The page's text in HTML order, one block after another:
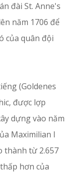
đài St. Anne's
năm 1706 để
của quân đội
(Goldenes
được lợp
dựng vào năm
Maximilian I
thành từ 2.657
hơn của